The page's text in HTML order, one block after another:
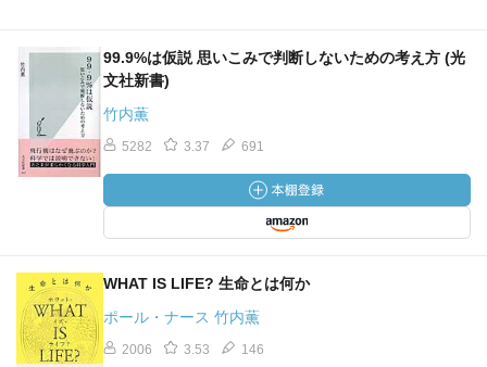
99.9%は仮説 思いこみで判断しないための考え方 (光
文社新書)
竹内薫
5282 3.37 691
WHAT IS LIFE? 生命とは何か
ポール・ナース 竹内薫
2006 3.53 146